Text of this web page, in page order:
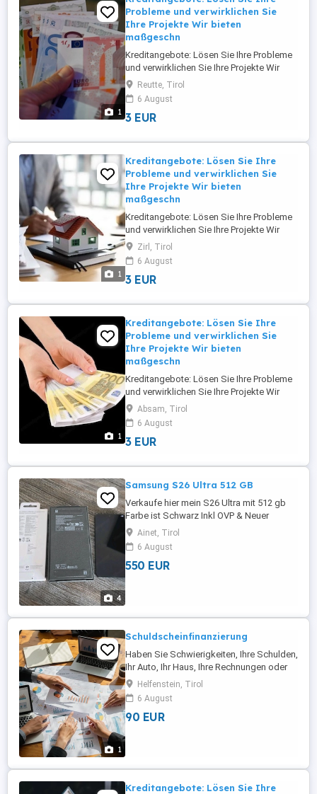
1
Probleme und verwirklichen Sie
Ihre Projekte Wir bieten
maßgeschn
Kreditangebote: Lösen Sie Ihre Probleme
und verwirklichen Sie Ihre Projekte Wir
bieten maßgeschneiderte Finanzierungs-
und Investitionslösungen für
Privatpersonen, Unternehmer, KMU und
Großunternehmen in ganz Europa und
Investitionen von 5.000 bis 95.000.000 ...
Reutte, Tirol
6 August
3 EUR
1
Kreditangebote: Lösen Sie Ihre
Probleme und verwirklichen Sie
Ihre Projekte Wir bieten
maßgeschn
Kreditangebote: Lösen Sie Ihre Probleme
und verwirklichen Sie Ihre Projekte Wir
bieten maßgeschneiderte Finanzierungs-
und Investitionslösungen für
Privatpersonen, Unternehmer, KMU und
Großunternehmen in ganz Europa und
Investitionen von 5.000 bis 95.000.000 ...
Zirl, Tirol
6 August
3 EUR
1
Kreditangebote: Lösen Sie Ihre
Probleme und verwirklichen Sie
Ihre Projekte Wir bieten
maßgeschn
Kreditangebote: Lösen Sie Ihre Probleme
und verwirklichen Sie Ihre Projekte Wir
bieten maßgeschneiderte Finanzierungs-
und Investitionslösungen für
Privatpersonen, Unternehmer, KMU und
Großunternehmen in ganz Europa und
Investitionen von 5.000 bis 95.000.000 ...
Absam, Tirol
6 August
3 EUR
4
Samsung S26 Ultra 512 GB
Verkaufe hier mein S26 Ultra mit 512 gb
Farbe ist Schwarz Inkl OVP & Neuer
Samsung MAG Safe hülle Das Telefon ist
in Top Zustand auf der Vorderseite ist
eine Professionelle Folie montiert Keine
Unrealistischen Preisanfragen Da
Ainet, Tirol
6 August
550 EUR
1
Schuldscheinfinanzierung
Haben Sie Schwierigkeiten, Ihre Schulden,
Ihr Auto, Ihr Haus, Ihre Rechnungen oder
Ihre Miete zu bezahlen? Stecken Sie seit
mehreren Monaten in finanziellen
Schwierigkeiten? Dann beantragen Sie
einen Schuldscheinkredit. E-Mail:
Helfenstein, Tirol
6 August
90 EUR
Kreditangebote: Lösen Sie Ihre